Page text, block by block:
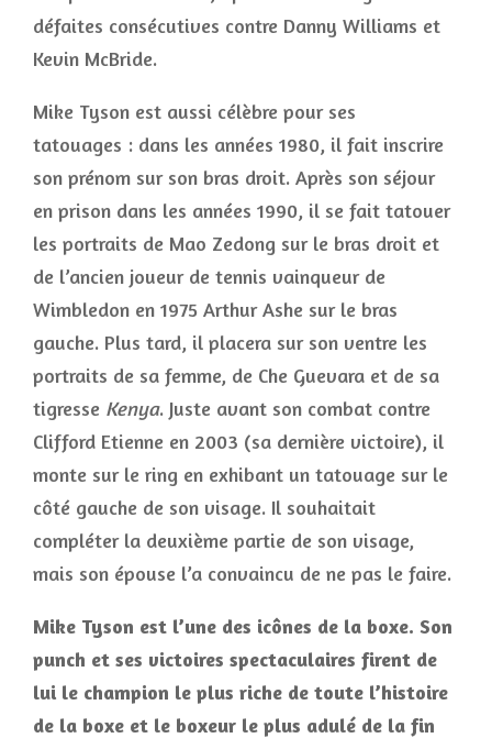
défaites consécutives contre Danny Williams et
Kevin McBride.
Mike Tyson est aussi célèbre pour ses
tatouages : dans les années 1980, il fait inscrire
son prénom sur son bras droit. Après son séjour
en prison dans les années 1990, il se fait tatouer
les portraits de Mao Zedong sur le bras droit et
de l’ancien joueur de tennis vainqueur de
Wimbledon en 1975 Arthur Ashe sur le bras
gauche. Plus tard, il placera sur son ventre les
portraits de sa femme, de Che Guevara et de sa
tigresse Kenya. Juste avant son combat contre
Clifford Etienne en 2003 (sa dernière victoire), il
monte sur le ring en exhibant un tatouage sur le
côté gauche de son visage. Il souhaitait
compléter la deuxième partie de son visage,
mais son épouse l’a convaincu de ne pas le faire.
Mike Tyson est l’une des icônes de la boxe. Son
punch et ses victoires spectaculaires firent de
lui le champion le plus riche de toute l’histoire
de la boxe et le boxeur le plus adulé de la fin